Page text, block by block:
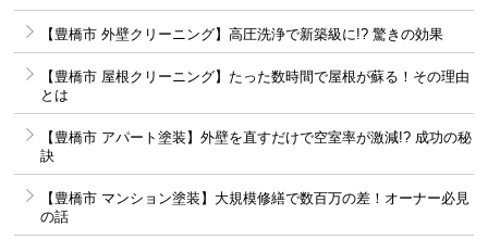
【豊橋市 外壁クリーニング】高圧洗浄で新築級に!? 驚きの効果
【豊橋市 屋根クリーニング】たった数時間で屋根が蘇る！その理由
とは
【豊橋市 アパート塗装】外壁を直すだけで空室率が激減!? 成功の秘
訣
【豊橋市 マンション塗装】大規模修繕で数百万の差！オーナー必見
の話